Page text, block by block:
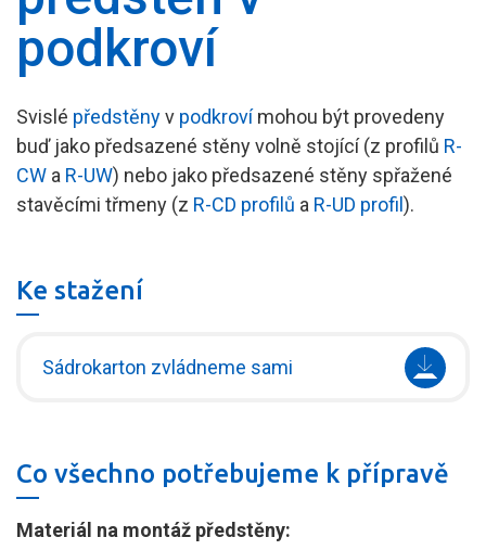
Tmelení sádrokartonu
Provětrávaná fasáda
podkroví
Svislé předstěnyv podkrovímohou být provedeny
buď jako předsazené stěny volně stojící (z profilů R-
CW a R-UW) nebo jako předsazené stěny spřažené
stavěcími třmeny (z R-CD profilů a R-UD profil ).
Ke stažení
Sádrokarton zvládneme sami
Co všechno potřebujeme k přípravě
Materiál na montáž předstěny: